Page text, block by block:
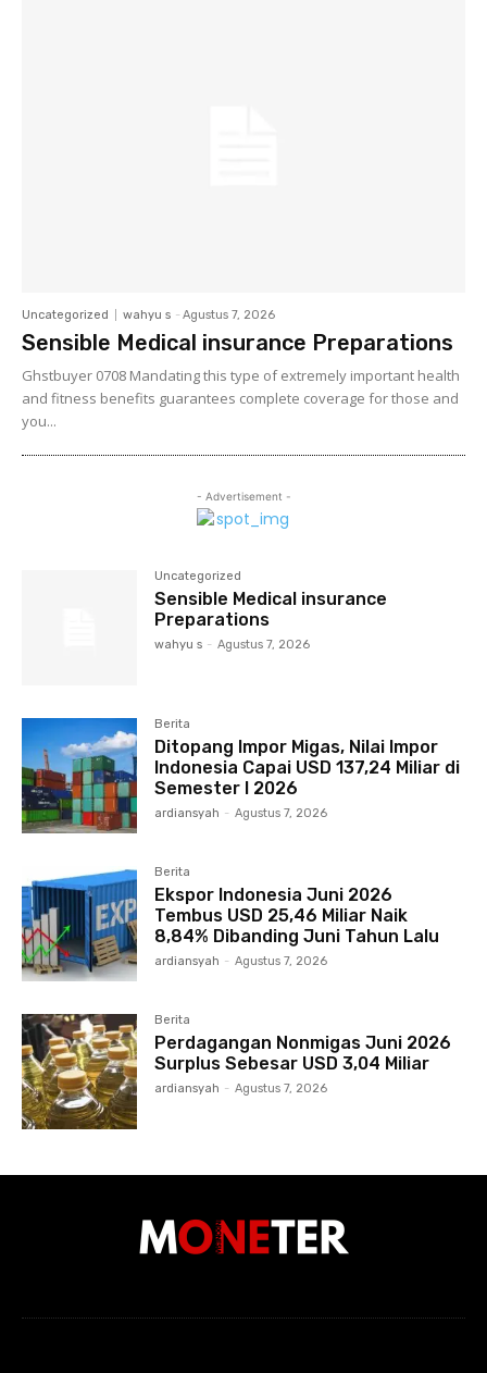
Uncategorized wahyu s - Agustus 7, 2026
Sensible Medical insurance Preparations
Ghstbuyer 0708 Mandating this type of extremely important health
and fitness benefits guarantees complete coverage for those and
you...
- Advertisement -
Uncategorized
Sensible Medical insurance
Preparations
wahyu s - Agustus 7, 2026
Berita
Ditopang Impor Migas, Nilai Impor
Indonesia Capai USD 137,24 Miliar di
Semester I 2026
ardiansyah - Agustus 7, 2026
Berita
Ekspor Indonesia Juni 2026
Tembus USD 25,46 Miliar Naik
8,84% Dibanding Juni Tahun Lalu
ardiansyah - Agustus 7, 2026
Berita
Perdagangan Nonmigas Juni 2026
Surplus Sebesar USD 3,04 Miliar
ardiansyah - Agustus 7, 2026